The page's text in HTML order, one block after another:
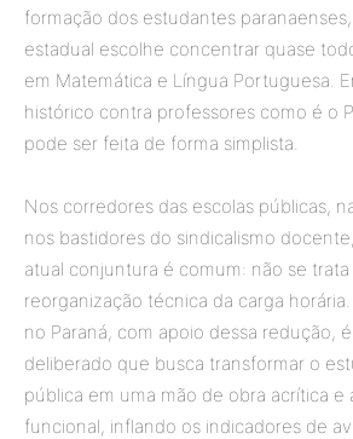
formação dos estudantes
estadual escolhe concentrar quase
em Matemática e Língua Portuguesa.
histórico contra professores como é o
pode ser feita de forma simplista.
Nos corredores das escolas públicas,
nos bastidores do sindicalismo
atual conjuntura é comum: não se
reorganização técnica da carga
no Paraná, com apoio dessa redução,
deliberado que busca transformar o
pública em uma mão de obra acrítica e
funcional, inflando os indicadores de